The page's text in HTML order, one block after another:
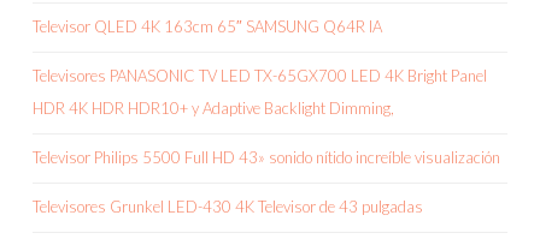
Televisor QLED 4K 163cm 65″ SAMSUNG Q64R IA
Televisores PANASONIC TV LED TX-65GX700 LED 4K Bright Panel
HDR 4K HDR HDR10+ y Adaptive Backlight Dimming,
Televisor Philips 5500 Full HD 43» sonido nítido increíble visualización
Televisores Grunkel LED-430 4K Televisor de 43 pulgadas